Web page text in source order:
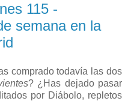
115 -
semana en la
comprado todavía las dos
? ¿Has dejado pasar
por Diábolo, repletos